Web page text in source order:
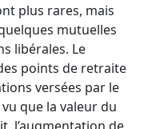
plus rares, mais
mutuelles
libérales. Le
points de retraite
versées par le
que la valeur du